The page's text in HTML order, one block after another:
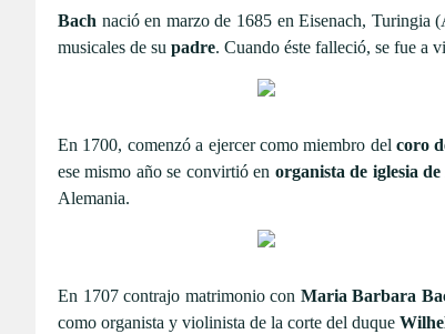
Bach nació en marzo de 1685 en Eisenach, Turingia
musicales de su padre. Cuando éste falleció, se fue a
En 1700, comenzó a ejercer como miembro delcoro
ese mismo año se convirtió en organista de iglesia
Alemania.
En 1707 contrajo matrimonio con Maria Barbara
como organista y violinista de la corte del duque